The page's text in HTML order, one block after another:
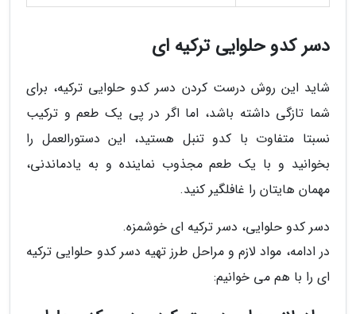
دسر کدو حلوایی ترکیه ای
شاید این روش درست کردن دسر کدو حلوایی ترکیه، برای
شما تازگی داشته باشد، اما اگر در پی یک طعم و ترکیب
نسبتا متفاوت با کدو تنبل هستید، این دستورالعمل را
بخوانید و با یک طعم مجذوب نماینده و به یادماندنی،
مهمان هایتان را غافلگیر کنید.
دسر کدو حلوایی، دسر ترکیه ای خوشمزه.
در ادامه، مواد لازم و مراحل طرز تهیه دسر کدو حلوایی ترکیه
ای را با هم می خوانیم: